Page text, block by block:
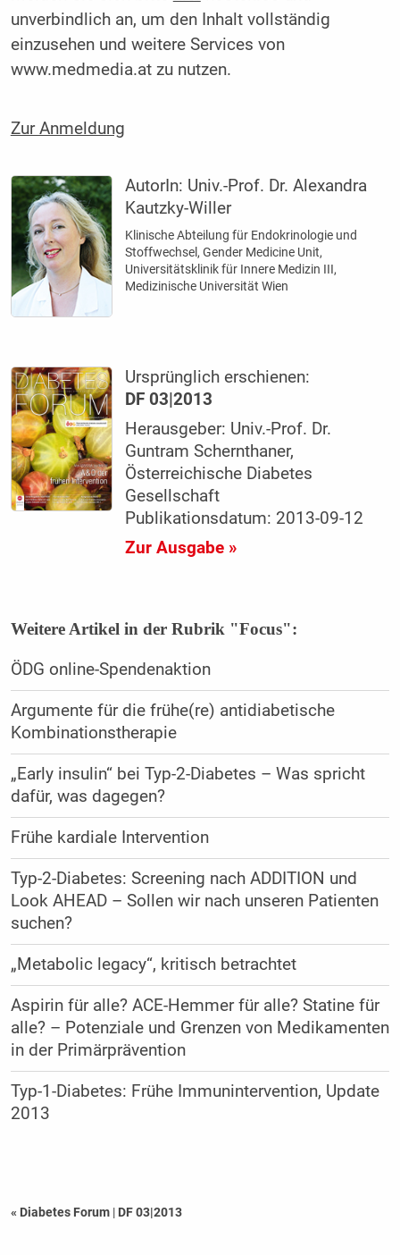
unverbindlich an, um den Inhalt vollständig
einzusehen und weitere Services von
www.medmedia.at zu nutzen.
Zur Anmeldung
AutorIn: Univ.-Prof. Dr. Alexandra
Kautzky-Willer
Klinische Abteilung für Endokrinologie und
Stoffwechsel, Gender Medicine Unit,
Universitätsklinik für Innere Medizin III,
Medizinische Universität Wien
Ursprünglich erschienen:
DF 03|2013
Herausgeber: Univ.-Prof. Dr.
Guntram Schernthaner,
Österreichische Diabetes
Gesellschaft
Publikationsdatum: 2013-09-12
Zur Ausgabe »
Weitere Artikel in der Rubrik "Focus":
ÖDG online-Spendenaktion
Argumente für die frühe(re) antidiabetische
Kombinationstherapie
„Early insulin“ bei Typ-2-Diabetes – Was spricht
dafür, was dagegen?
Frühe kardiale Intervention
Typ-2-Diabetes: Screening nach ADDITION und
Look AHEAD – Sollen wir nach unseren Patienten
suchen?
„Metabolic legacy“, kritisch betrachtet
Aspirin für alle? ACE-Hemmer für alle? Statine für
alle? – Potenziale und Grenzen von Medikamenten
in der Primärprävention
Typ-1-Diabetes: Frühe Immunintervention, Update
2013
« Diabetes Forum | DF 03|2013